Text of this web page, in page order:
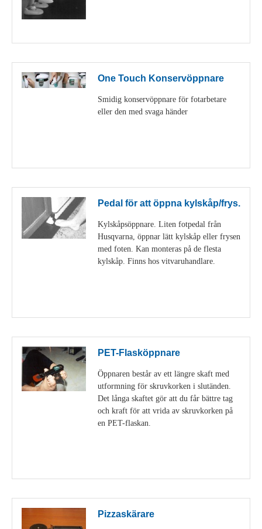
One Touch Konservöppnare
Smidig konservöppnare för fotarbetare
eller den med svaga händer
Pedal för att öppna kylskåp/frys.
Kylskåpsöppnare. Liten fotpedal från
Husqvarna, öppnar lätt kylskåp eller frysen
med foten. Kan monteras på de flesta
kylskåp. Finns hos vitvaruhandlare.
PET-Flasköppnare
Öppnaren består av ett längre skaft med
utformning för skruvkorken i slutänden.
Det långa skaftet gör att du får bättre tag
och kraft för att vrida av skruvkorken på
en PET-flaskan.
Pizzaskärare